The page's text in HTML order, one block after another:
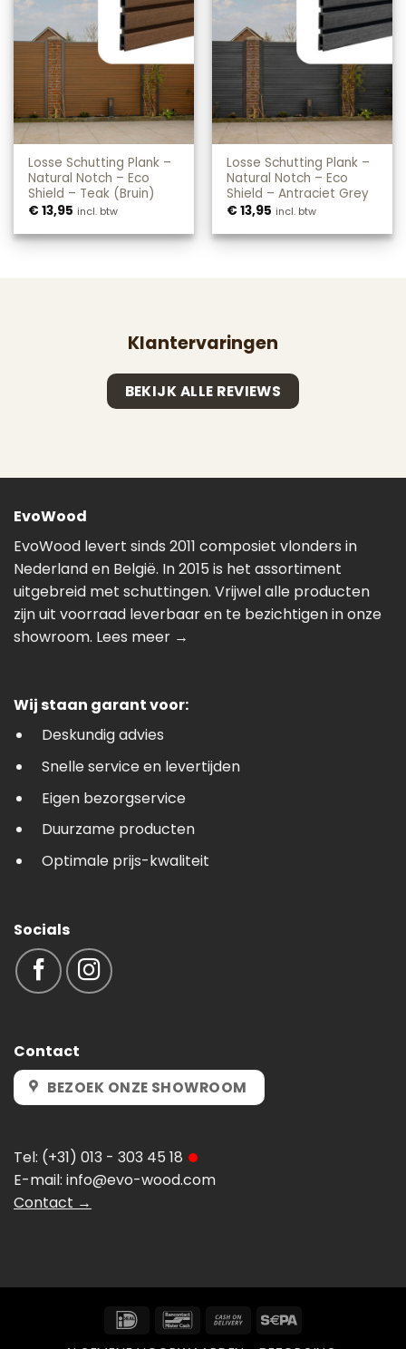
Losse Schutting Plank –
Natural Notch – Eco
Shield – Teak (Bruin)
€13,95 incl. btw
Losse Schutting Plank –
Natural Notch – Eco
Shield – Antraciet Grey
€13,95 incl. btw
Klantervaringen
BEKIJK ALLE REVIEWS
EvoWood
EvoWood levert sinds 2011 composiet vlonders in
Nederland en België. In 2015 is het assortiment
uitgebreid met schuttingen. Vrijwel alle producten
zijn uit voorraad leverbaar en te bezichtigen in onze
showroom. Lees meer →
Wij staan garant voor:
Deskundig advies
Snelle service en levertijden
Eigen bezorgservice
Duurzame producten
Optimale prijs-kwaliteit
Socials
Contact
BEZOEK ONZE SHOWROOM
Tel: (+31) 013 - 303 45 18
E-mail: info@evo-wood.com
Contact →
IDeal Bancontact
Cash